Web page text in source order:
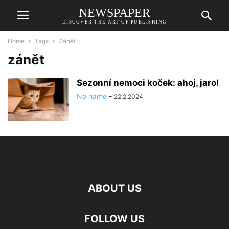
NEWSPAPER
DISCOVER THE ART OF PUBLISHING
Home Tags Zánět
zánět
Sezonní nemoci koček: ahoj, jaro!
No name - 22.2.2024
ABOUT US
FOLLOW US